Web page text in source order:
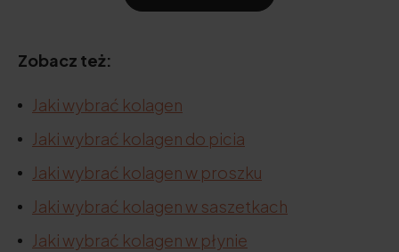
Zobacz też:
Jaki wybrać kolagen
Jaki wybrać kolagen do picia
Jaki wybrać kolagen w proszku
Jaki wybrać kolagen w saszetkach
Jaki wybrać kolagen w płynie